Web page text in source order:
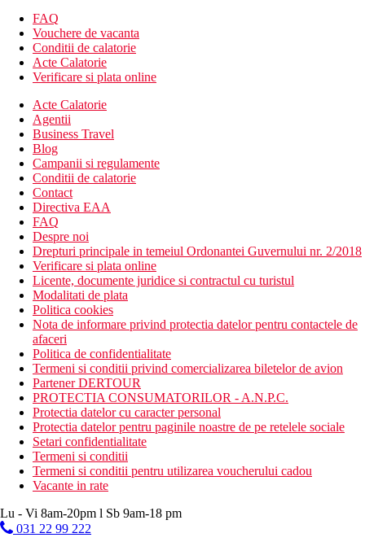
FAQ
Vouchere de vacanta
Conditii de calatorie
Acte Calatorie
Verificare si plata online
Acte Calatorie
Agentii
Business Travel
Blog
Campanii si regulamente
Conditii de calatorie
Contact
Directiva EAA
FAQ
Despre noi
Drepturi principale in temeiul Ordonantei Guvernului nr. 2/2018
Verificare si plata online
Licente, documente juridice si contractul cu turistul
Modalitati de plata
Politica cookies
Nota de informare privind protectia datelor pentru contactele de
afaceri
Politica de confidentialitate
Termeni si conditii privind comercializarea biletelor de avion
Partener DERTOUR
PROTECTIA CONSUMATORILOR - A.N.P.C.
Protectia datelor cu caracter personal
Protectia datelor pentru paginile noastre de pe retelele sociale
Setari confidentialitate
Termeni si conditii
Termeni si conditii pentru utilizarea voucherului cadou
Vacante in rate
Lu - Vi 8am-20pm l Sb 9am-18 pm
031 22 99 222